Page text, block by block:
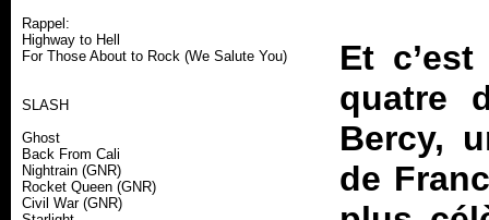
Rappel:
Highway to Hell
For Those About to Rock (We Salute You)
SLASH
Ghost
Back From Cali
Nightrain (GNR)
Rocket Queen (GNR)
Civil War (GNR)
Et
quatre
Bercy,
de